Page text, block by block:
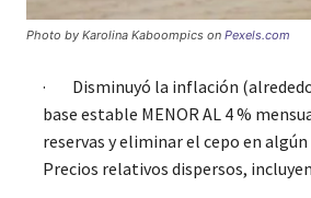
Photo by Karolina Kaboompics on Pexels.com
· Disminuyó la inflación (alrededor
base estable MENOR AL 4 %
reservas y eliminar el cepo en
Precios relativos dispersos,